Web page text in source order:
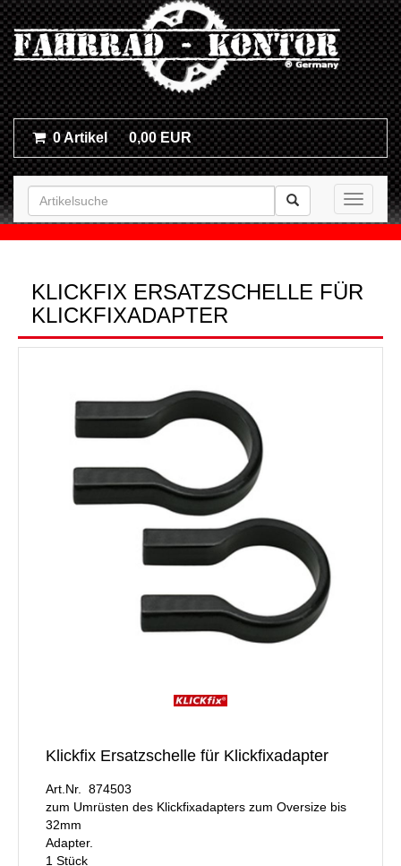
0 Artikel 0,00 EUR
Toggle
KLICKFIX ERSATZSCHELLE FÜR
KLICKFIXADAPTER
Klickfix Ersatzschelle für Klickfixadapter
Art.Nr. 874503
zum Umrüsten des Klickfixadapters zum Oversize bis
32mm
Adapter.
1 Stück